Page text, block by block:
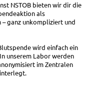
NSTOB bieten wir dir die
als
ganz unkompliziert und
wird einfach ein
unserem Labor werden
im Zentralen